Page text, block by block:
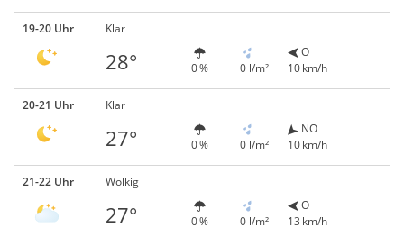
19-20 Uhr Klar
28° 0 % 0 l/m²
O
10 km/h
20-21 Uhr Klar
27° 0 % 0 l/m²
NO
10 km/h
21-22 Uhr Wolkig
27° 0 % 0 l/m²
O
13 km/h